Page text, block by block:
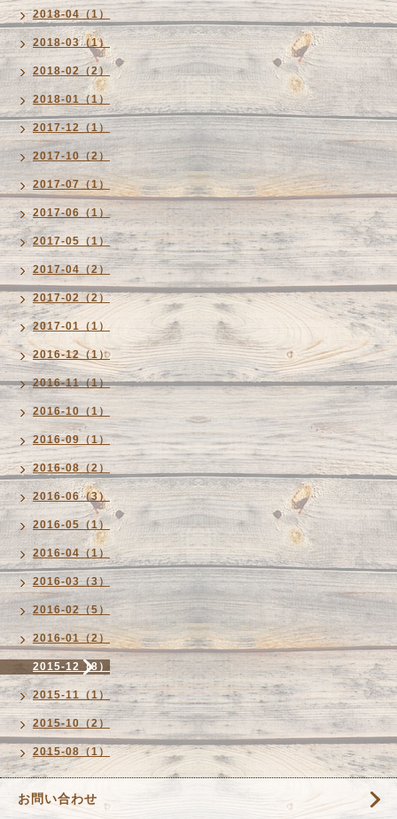
2018-04（1）
2018-03（1）
2018-02（2）
2018-01（1）
2017-12（1）
2017-10（2）
2017-07（1）
2017-06（1）
2017-05（1）
2017-04（2）
2017-02（2）
2017-01（1）
2016-12（1）
2016-11（1）
2016-10（1）
2016-09（1）
2016-08（2）
2016-06（3）
2016-05（1）
2016-04（1）
2016-03（3）
2016-02（5）
2016-01（2）
2015-12（8）
2015-11（1）
2015-10（2）
2015-08（1）
お問い合わせ